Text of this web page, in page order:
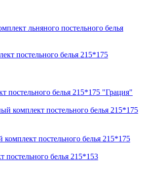
льняного постельного белья
постельного белья 215*175 "Грация"
постельного белья 215*175